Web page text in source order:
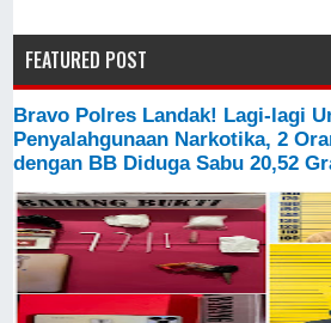
FEATURED POST
Bravo Polres Landak! Lagi-lagi
Penyalahgunaan Narkotika, 2
dengan BB Diduga Sabu 20,52